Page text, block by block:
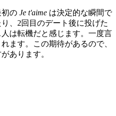
の Je t'aime は決定的な瞬間で
、2回目のデート後に投げた
は転機だと感じます。一度言
ます。この期待があるので、
あります。